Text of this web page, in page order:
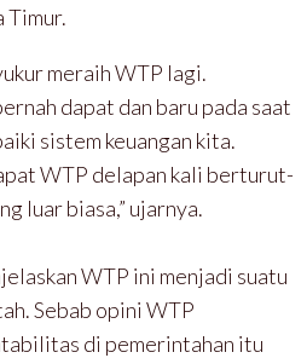
Timur.
meraih WTP lagi.
dapat dan baru pada saat
sistem keuangan kita.
WTP delapan kali berturut-
luar biasa,” ujarnya.
WTP ini menjadi suatu
Sebab opini WTP
di pemerintahan itu